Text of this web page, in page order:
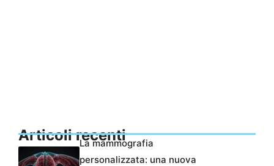
Articoli recenti
La mammografia
personalizzata: una nuova